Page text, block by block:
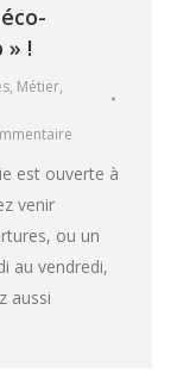
» !
, Métier,
est ouverte à
venir
ou un
au vendredi,
aussi